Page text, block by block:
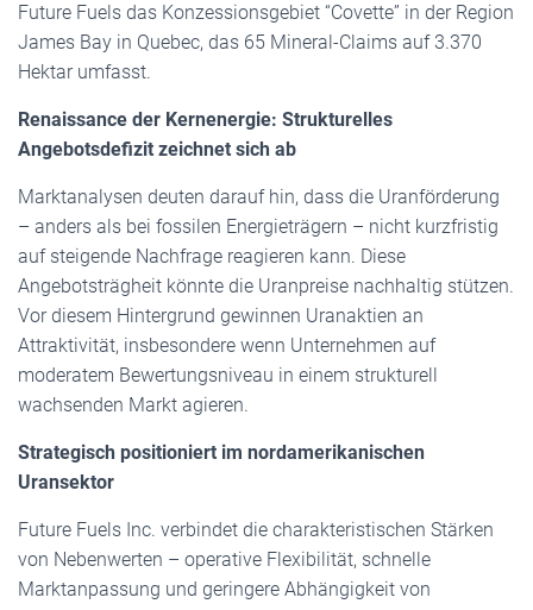
Future Fuels das Konzessionsgebiet “Covette” in der Region
James Bay in Quebec, das 65 Mineral-Claims auf 3.370
Hektar umfasst.
Renaissance der Kernenergie: Strukturelles
Angebotsdefizit zeichnet sich ab
Marktanalysen deuten darauf hin, dass die Uranförderung
– anders als bei fossilen Energieträgern – nicht kurzfristig
auf steigende Nachfrage reagieren kann. Diese
Angebotsträgheit könnte die Uranpreise nachhaltig stützen.
Vor diesem Hintergrund gewinnen Uranaktien an
Attraktivität, insbesondere wenn Unternehmen auf
moderatem Bewertungsniveau in einem strukturell
wachsenden Markt agieren.
Strategisch positioniert im nordamerikanischen
Uransektor
Future Fuels Inc. verbindet die charakteristischen Stärken
von Nebenwerten – operative Flexibilität, schnelle
Marktanpassung und geringere Abhängigkeit von